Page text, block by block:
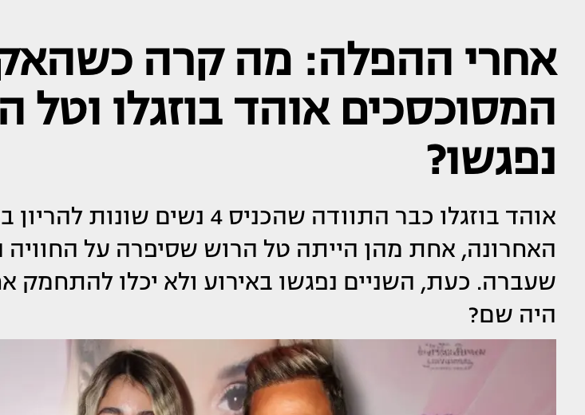
אחרי ההפלה: מה קרה
המסוכסכים אוהד בוזגלו וטל
נפגשו?
אוהד בוזגלו כבר התוודה שהכניס 4 נשים שונות
האחרונה, אחת מהן הייתה טל הרוש שסיפרה על
שעברה. כעת, השניים נפגשו באירוע ולא יכלו להתחמק
היה שם?